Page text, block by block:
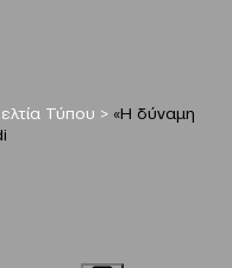
Τύπου > «Η δύναμη